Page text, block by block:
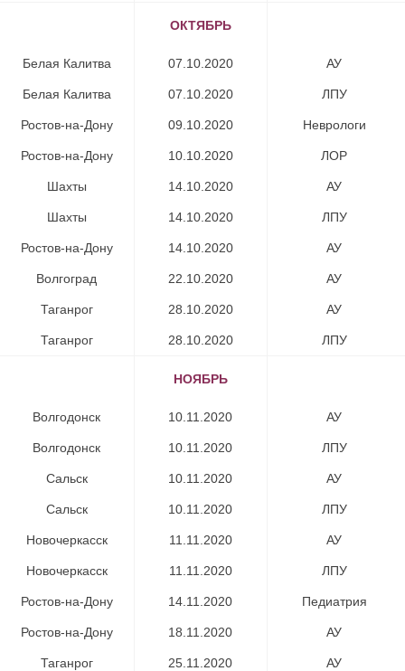
ОКТЯБРЬ
Белая Калитва 07.10.2020 АУ​
Белая Калитва​ 07.10.2020 ЛПУ​
Ростов-на-Дону 09.10.2020 Неврологи​
Ростов-на-Дону 10.10.2020 ЛОР​
Шахты 14.10.2020 АУ​
Шахты​ 14.10.2020 ЛПУ​
Ростов-на-Дону 14.10.2020 АУ​
Волгоград​ 22.10.2020 АУ​
Таганрог 28.10.2020 АУ​
Таганрог​ 28.10.2020 ЛПУ​
НОЯБРЬ
Волгодонск​ 10.11.2020 АУ​
Волгодонск​ 10.11.2020 ЛПУ​
Сальск​ 10.11.2020 АУ​
Сальск​ 10.11.2020 ЛПУ​
Новочеркасск​ 11.11.2020 АУ​
Новочеркасск​ 11.11.2020 ЛПУ​
Ростов-на-Дону​ 14.11.2020 Педиатрия
Ростов-на-Дону​ 18.11.2020 АУ​
Таганрог​ 25.11.2020 АУ​